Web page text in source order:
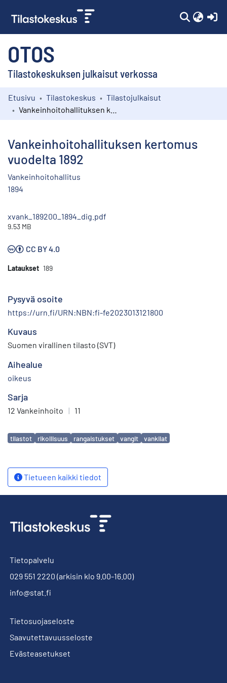
OTOS
Tilastokeskuksen julkaisut verkossa
Kokoelmat
Etusivu Tilastokeskus
Tilastojulkaisut
Vankeinhoitohallituksen kertomus
vuodelta 1892
Vankeinhoitohallitus
1894
xvank_189200_1894_dig.pdf
9.53 MB
CC BY 4.0
Lataukset 189
Pysyvä osoite
https://urn.fi/URN:NBN:fi-fe2023013121800
Kuvaus
Suomen virallinen tilasto (SVT)
Aihealue
oikeus
Sarja
12 Vankeinhoito | 11
Avainsanat
tilastot rikollisuus rangaistukset vangit vankilat
Tietueen kaikki tiedot
Tietopalvelu
029 551 2220 (arkisin klo 9.00-16.00)
info@stat.fi
Tietosuojaseloste
Saavutettavuusseloste
Evästeasetukset